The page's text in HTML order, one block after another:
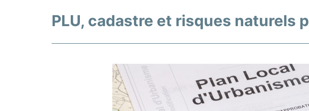
PLU, cadastre et risques naturels